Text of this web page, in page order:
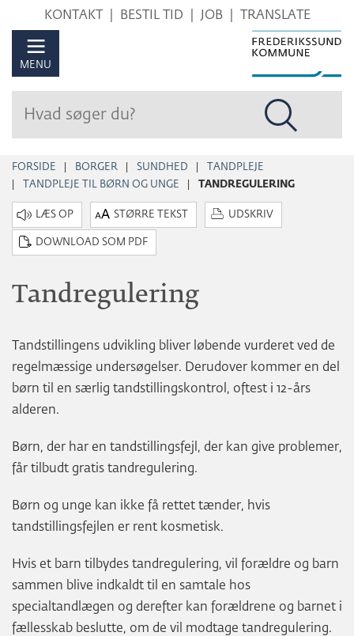
Hop
KONTAKT BESTIL TID JOB TRANSLATE
MENU
FORSIDE BORGER SUNDHED
TANDPLEJE
TANDPLEJE TIL BØRN OG UNGE
TANDREGULERING
STØRRE TEKST UDSKRIV
DOWNLOAD SOM PDF
Tandregulering
Tandstillingens udvikling bliver løbende vurderet ved de
regelmæssige undersøgelser. Derudover kommer en del
børn til en særlig tandstillingskontrol, oftest i 12-års
alderen.
Børn, der har en tandstillingsfejl, der kan give problemer,
får tilbudt gratis tandregulering.
Børn og unge kan ikke få rettet tænder, hvis
tandstillingsfejlen er rent kosmetisk.
Hvis et barn tilbydes tandregulering, vil forældre og barn
sammen blive indkaldt til en samtale hos
specialtandlægen og derefter kan forældrene og barnet i
fællesskab beslutte, om de vil modtage tandregulering.